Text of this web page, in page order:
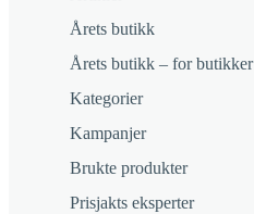
Årets butikk
Årets butikk – for butikker
Kategorier
Kampanjer
Brukte produkter
Prisjakts eksperter